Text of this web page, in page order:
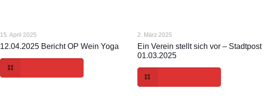
15. April 2025
12.04.2025 Bericht OP Wein Yoga
2. März 2025
Ein Verein stellt sich vor – Stadtpost
01.03.2025